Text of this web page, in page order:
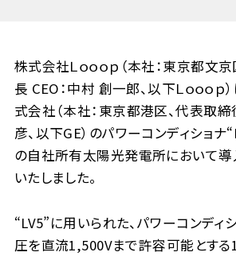
株式会社Ｌｏｏｏｐ（本社：東京都文
長 CEO：中村 創一郎、以下Ｌｏｏｏｐ
式会社（本社：東京都港区、代表取
彦、以下GE）のパワーコンディショナ
の自社所有太陽光発電所において導
いたしました。
“LV5”に用いられた、パワーコンディ
圧を直流1,500Vまで許容可能とす